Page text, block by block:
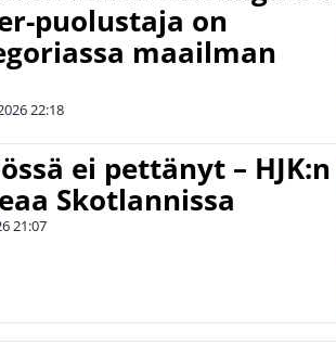
puolustaja on
maailman
22:18
ei pettänyt – HJK:n
Skotlannissa
21:07